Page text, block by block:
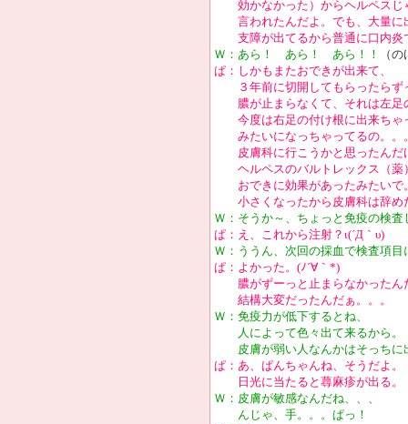
効かなかった）からヘルペスじ
言われたんだよ。でも、大量に
支障が出てるから普通に口内炎
Ｗ：あら！ あら！ あら！！
（
ぱ：しかもまたおできが出来て、
３年前に切開してもらったらず
膿が止まらなくて、それは左足
今度は右足の付け根に出来ちゃ
みたいになっちゃってるの。。
皮膚科に行こうかと思ったんだ
ヘルペスのバルトレックス（薬
おできに効果があったみたいで
小さくなったから皮膚科は辞め
Ｗ：そうか～、ちょっと免疫の検査
ぱ：え、これから注射？ι(´Д｀υ)
Ｗ：ううん、次回の採血で検査項目
ぱ：よかった。(ﾉ´∀｀*)
膿がずーっと止まらなかったん
結構大変だったんだぁ。。。
Ｗ：免疫力が低下するとね、
人によって色々出て来るから。
皮膚が弱い人なんかはそっちに
ぱ：あ、ぱんちゃんね、そうだよ。
日光に当たると蕁麻疹が出る。
Ｗ：皮膚が敏感なんだね、、、
んじゃ、手。。。ぱっ！